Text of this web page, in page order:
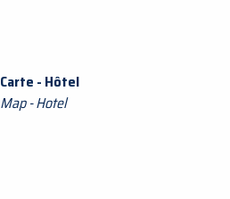
Carte - Hôtel
Map - Hotel